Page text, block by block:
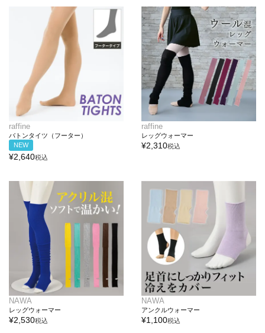
raffine
バトンタイツ（フーター）
NEW
¥2,640税込
raffine
レッグウォーマー
¥2,310税込
NAWA
レッグウォーマー
¥2,530税込
NAWA
アンクルウォーマー
¥1,100税込